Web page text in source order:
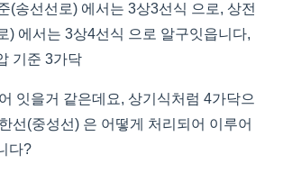
(송선선로) 에서는 3상3선식 으로, 상전
) 에서는 3상4선식 으로 알구잇읍니다,
기준 3가닥
잇을거 같은데요, 상기식처럼 4가닥으
선(중성선) 은 어떻게 처리되어 이루어
다?